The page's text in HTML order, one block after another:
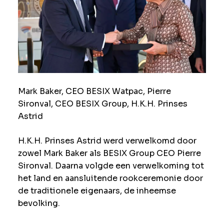
Mark Baker, CEO BESIX Watpac, Pierre
Sironval, CEO BESIX Group, H.K.H. Prinses
Astrid
H.K.H. Prinses Astrid werd verwelkomd door
zowel Mark Baker als BESIX Group CEO Pierre
Sironval. Daarna volgde een verwelkoming tot
het land en aansluitende rookceremonie door
de traditionele eigenaars, de inheemse
bevolking.